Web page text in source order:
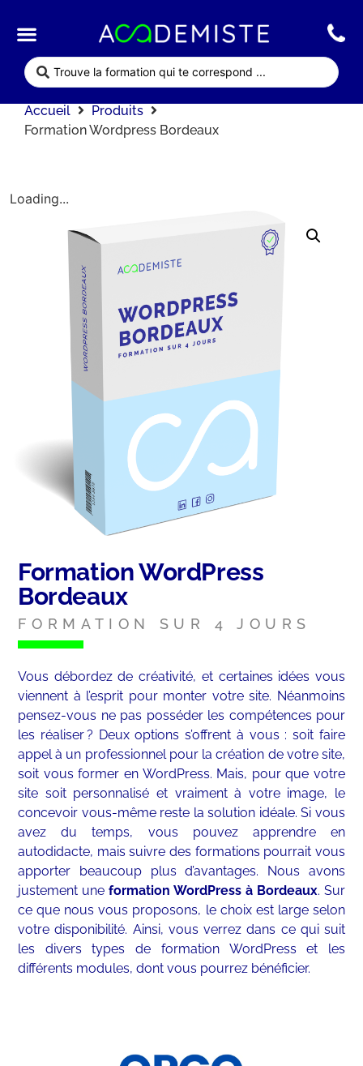
Accueil
Produits
Formation Wordpress Bordeaux
Loading...
Formation WordPress
Bordeaux
FORMATION SUR 4 JOURS
Vous débordez de créativité, et certaines idées vous
viennent à l’esprit pour monter votre site. Néanmoins
pensez-vous ne pas posséder les compétences pour
les réaliser ? Deux options s’offrent à vous : soit faire
appel à un professionnel pour la création de votre site,
soit vous former en WordPress. Mais, pour que votre
site soit personnalisé et vraiment à votre image, le
concevoir vous-même reste la solution idéale. Si vous
avez du temps, vous pouvez apprendre en
autodidacte, mais suivre des formations pourrait vous
apporter beaucoup plus d’avantages. Nous avons
justement une formation WordPress à Bordeaux. Sur
ce que nous vous proposons, le choix est large selon
votre disponibilité. Ainsi, vous verrez dans ce qui suit
les divers types de formation WordPress et les
différents modules, dont vous pourrez bénéficier.